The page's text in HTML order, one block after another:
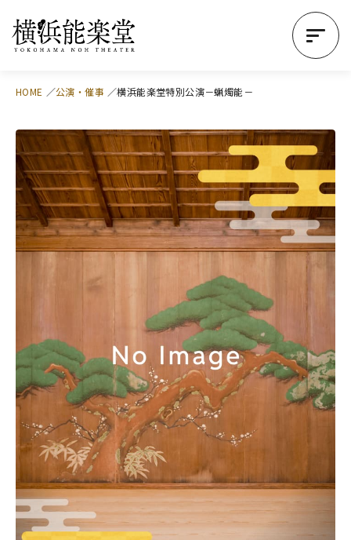
HOME 公演・催事 横浜能楽堂特別公演－蝋燭能－